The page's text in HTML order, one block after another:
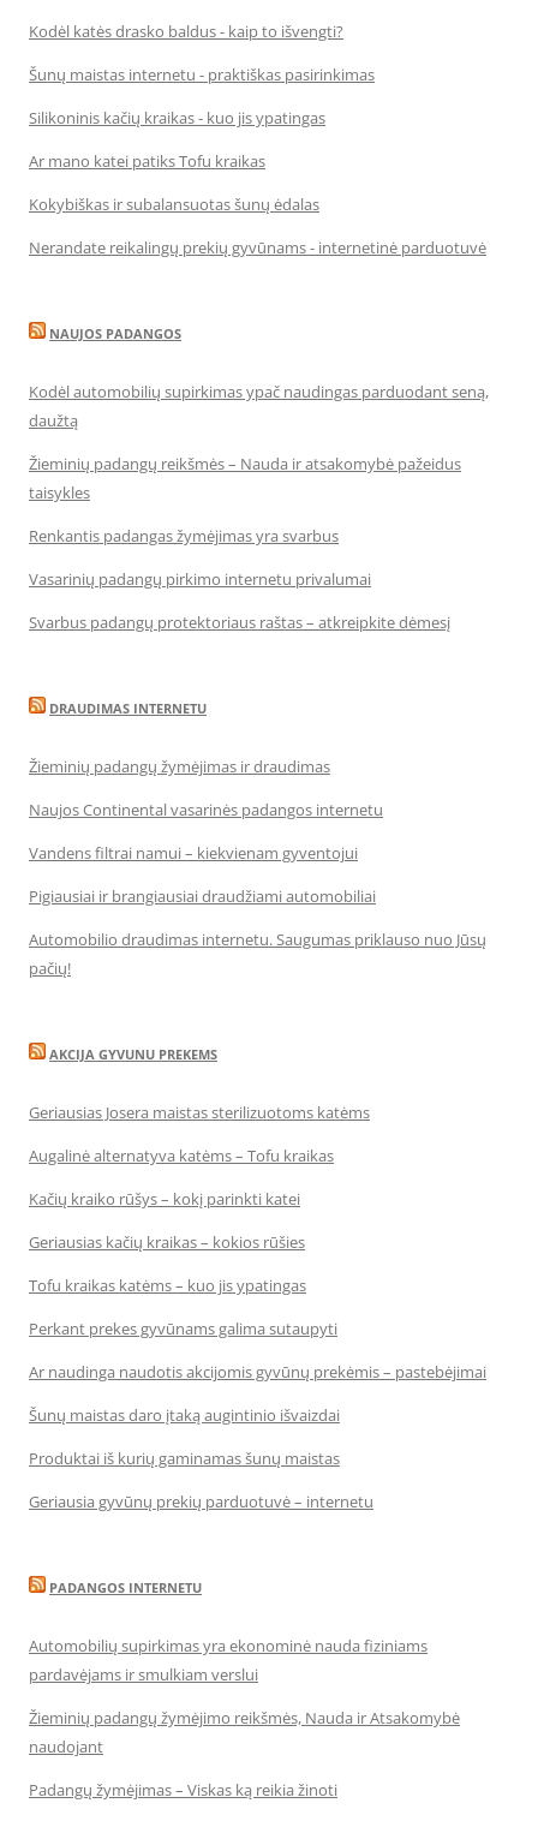
Kodėl katės drasko baldus - kaip to išvengti?
Šunų maistas internetu - praktiškas pasirinkimas
Silikoninis kačių kraikas - kuo jis ypatingas
Ar mano katei patiks Tofu kraikas
Kokybiškas ir subalansuotas šunų ėdalas
Nerandate reikalingų prekių gyvūnams - internetinė parduotuvė
NAUJOS PADANGOS
Kodėl automobilių supirkimas ypač naudingas parduodant seną,
daužtą
Žieminių padangų reikšmės – Nauda ir atsakomybė pažeidus
taisykles
Renkantis padangas žymėjimas yra svarbus
Vasarinių padangų pirkimo internetu privalumai
Svarbus padangų protektoriaus raštas – atkreipkite dėmesį
DRAUDIMAS INTERNETU
Žieminių padangų žymėjimas ir draudimas
Naujos Continental vasarinės padangos internetu
Vandens filtrai namui – kiekvienam gyventojui
Pigiausiai ir brangiausiai draudžiami automobiliai
Automobilio draudimas internetu. Saugumas priklauso nuo Jūsų
pačių!
AKCIJA GYVUNU PREKEMS
Geriausias Josera maistas sterilizuotoms katėms
Augalinė alternatyva katėms – Tofu kraikas
Kačių kraiko rūšys – kokį parinkti katei
Geriausias kačių kraikas – kokios rūšies
Tofu kraikas katėms – kuo jis ypatingas
Perkant prekes gyvūnams galima sutaupyti
Ar naudinga naudotis akcijomis gyvūnų prekėmis – pastebėjimai
Šunų maistas daro įtaką augintinio išvaizdai
Produktai iš kurių gaminamas šunų maistas
Geriausia gyvūnų prekių parduotuvė – internetu
PADANGOS INTERNETU
Automobilių supirkimas yra ekonominė nauda fiziniams
pardavėjams ir smulkiam verslui
Žieminių padangų žymėjimo reikšmės, Nauda ir Atsakomybė
naudojant
Padangų žymėjimas – Viskas ką reikia žinoti